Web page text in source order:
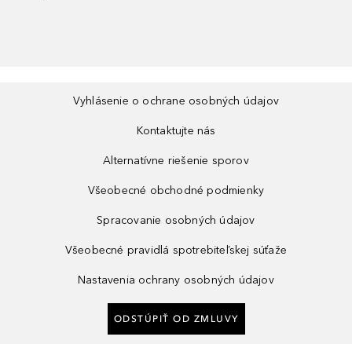
Vyhlásenie o ochrane osobných údajov
Kontaktujte nás
Alternatívne riešenie sporov
Všeobecné obchodné podmienky
Spracovanie osobných údajov
Všeobecné pravidlá spotrebiteľskej súťaže
Nastavenia ochrany osobných údajov
ODSTÚPIŤ OD ZMLUVY